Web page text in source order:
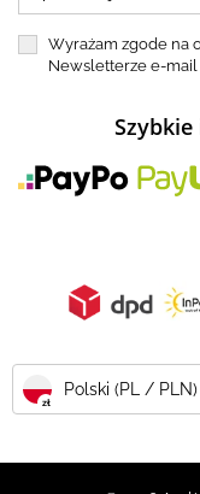
Wyrażam zgode na
Newsletterze e-
Szybkie
zł
Polski (PL / PLN)